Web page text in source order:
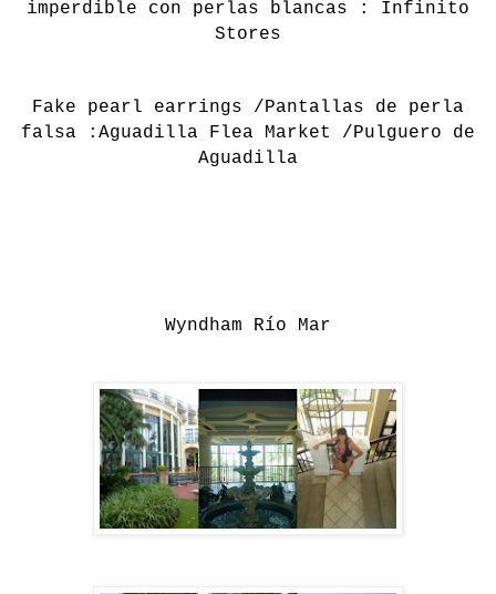
imperdible con perlas blancas : Infinito
Stores
Fake pearl earrings /Pantallas de perla
falsa :Aguadilla Flea Market /Pulguero de
Aguadilla
Wyndham Río Mar